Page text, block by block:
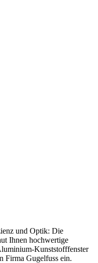
und Optik: Die
Ihnen hochwertige
Kunststofffenster
Firma Gugelfuss ein.